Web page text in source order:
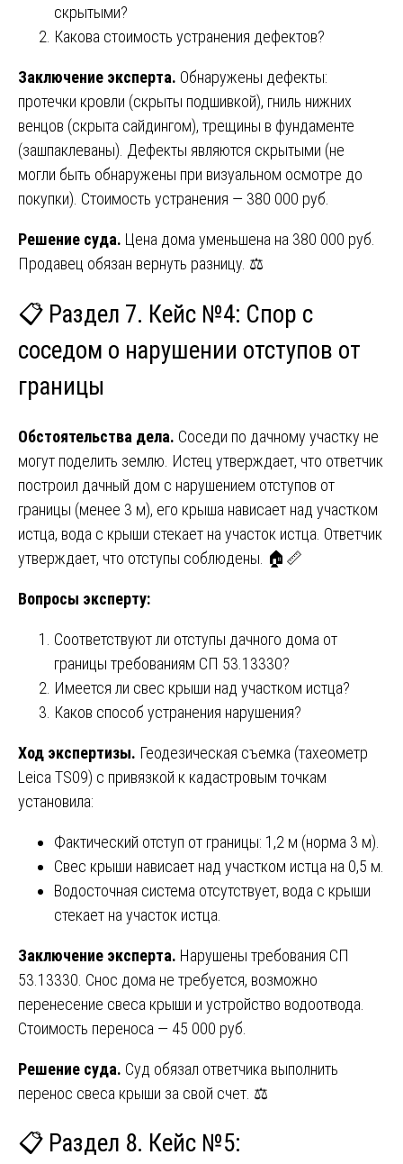
скрытыми?
Какова стоимость устранения дефектов?
Заключение эксперта. Обнаружены дефекты:
протечки кровли (скрыты подшивкой), гниль нижних
венцов (скрыта сайдингом), трещины в фундаменте
(зашпаклеваны). Дефекты являются скрытыми (не
могли быть обнаружены при визуальном осмотре до
покупки). Стоимость устранения — 380 000 руб.
Решение суда. Цена дома уменьшена на 380 000 руб.
Продавец обязан вернуть разницу. ⚖️
📋 Раздел 7. Кейс №4: Спор с
соседом о нарушении отступов от
границы
Обстоятельства дела. Соседи по дачному участку не
могут поделить землю. Истец утверждает, что ответчик
построил дачный дом с нарушением отступов от
границы (менее 3 м), его крыша нависает над участком
истца, вода с крыши стекает на участок истца. Ответчик
утверждает, что отступы соблюдены. 🏠📏
Вопросы эксперту:
Соответствуют ли отступы дачного дома от
границы требованиям СП 53.13330?
Имеется ли свес крыши над участком истца?
Каков способ устранения нарушения?
Ход экспертизы. Геодезическая съемка (тахеометр
Leica TS09) с привязкой к кадастровым точкам
установила:
Фактический отступ от границы: 1,2 м (норма 3 м).
Свес крыши нависает над участком истца на 0,5 м.
Водосточная система отсутствует, вода с крыши
стекает на участок истца.
Заключение эксперта. Нарушены требования СП
53.13330. Снос дома не требуется, возможно
перенесение свеса крыши и устройство водоотвода.
Стоимость переноса — 45 000 руб.
Решение суда. Суд обязал ответчика выполнить
перенос свеса крыши за свой счет. ⚖️
📋 Раздел 8. Кейс №5: